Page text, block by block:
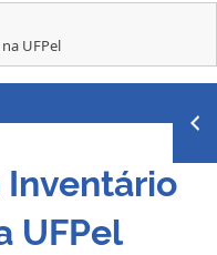
UFPel
Inventário
UFPel